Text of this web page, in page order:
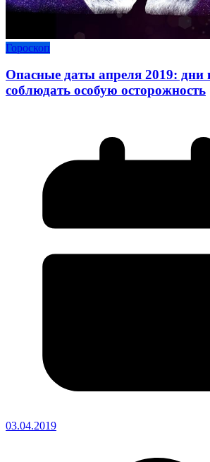
Гороскоп
Опасные даты апреля 2019: дни
соблюдать особую осторожность
03.04.2019